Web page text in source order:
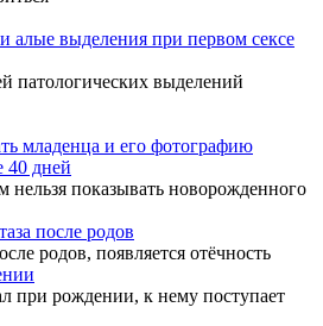
алые выделения при первом сексе
патологических выделений
младенца и его фотографию
40 дней
нельзя показывать новорожденного
после родов
родов, появляется отёчность
при рождении, к нему поступает